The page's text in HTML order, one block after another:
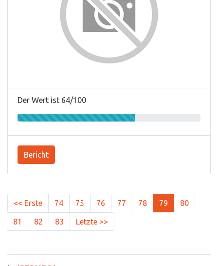
Der Wert ist 64/100
Bericht
<< Erste 74 75 76 77 78 79 80
81 82 83 Letzte >>